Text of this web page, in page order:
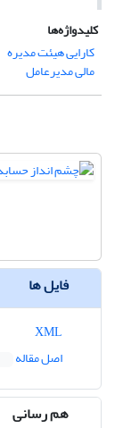
کلیدواژه‌ها
کارایی هیئت مدیره
مالی مدیرعامل
فایل ها
اصل مقاله
هم رسانی